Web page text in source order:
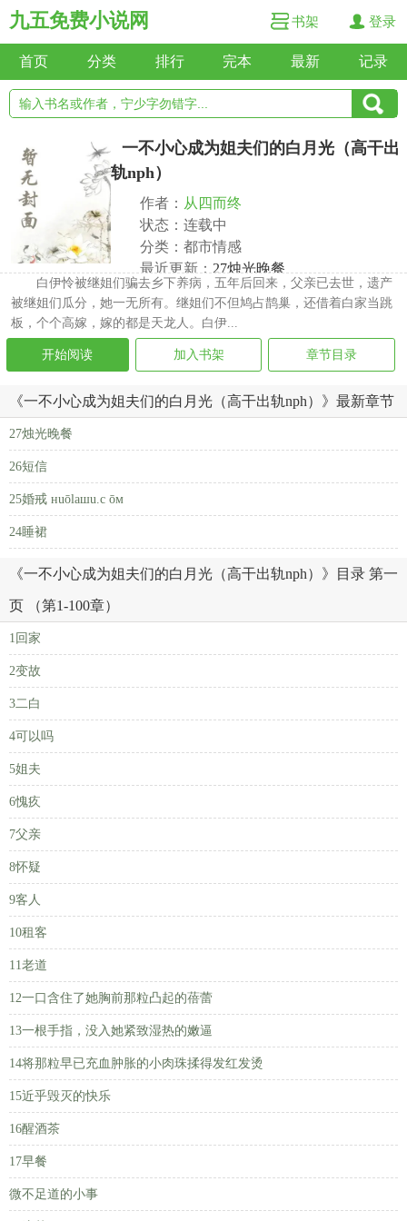
九五免费小说网 书架 登录
首页 分类 排行 完本 最新 记录
一不小心成为姐夫们的白月光（高干出
轨nph）
作者： 从四而终
状态：连载中
分类：都市情感
最近更新： 27烛光晚餐
更新时间：2026-06-09 09:10:00
白伊怜被继姐们骗去乡下养病，五年后回来，父亲已去世，遗产
被继姐们瓜分，她一无所有。继姐们不但鸠占鹊巢，还借着白家当跳
板，个个高嫁，嫁的都是天龙人。白伊...
开始阅读 加入书架 章节目录
《一不小心成为姐夫们的白月光（高干出轨nph）》最新章节
27烛光晚餐
26短信
25婚戒 нuōlaшu.c ōм
24睡裙
《一不小心成为姐夫们的白月光（高干出轨nph）》目录 第一
页 （第1-100章）
1回家
2变故
3二白
4可以吗
5姐夫
6愧疚
7父亲
8怀疑
9客人
10租客
11老道
12一口含住了她胸前那粒凸起的蓓蕾
13一根手指，没入她紧致湿热的嫩逼
14将那粒早已充血肿胀的小肉珠揉得发红发烫
15近乎毁灭的快乐
16醒酒茶
17早餐
微不足道的小事